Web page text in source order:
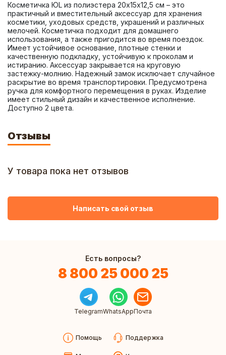
Косметичка ЮL из полиэстера 20х15х12,5 см – это
практичный и вместительный аксессуар для хранения
косметики, уходовых средств, украшений и различных
мелочей. Косметичка подходит для домашнего
использования, а также пригодится во время поездок.
Имеет устойчивое основание, плотные стенки и
качественную подкладку, устойчивую к проколам и
истиранию. Аксессуар закрывается на круговую
застежку-молнию. Надежный замок исключает случайное
раскрытие во время транспортировки. Предусмотрена
ручка для комфортного перемещения в руках. Изделие
имеет стильный дизайн и качественное исполнение.
Доступно 2 цвета.
Отзывы
У товара пока нет отзывов
Написать свой отзыв
Есть вопросы?
8 800 25 000 25
TelegramWhatsAppПочта
Помощь Поддержка